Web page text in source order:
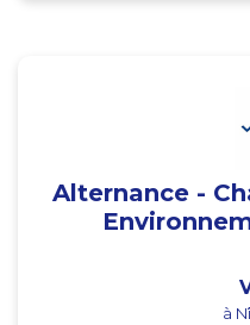
Alternance -
à